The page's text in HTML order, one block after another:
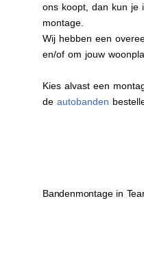
ons koopt, dan kun je
montage.
Wij hebben een
en/of om jouw
Kies alvast een
de autobanden
Bandenmontage in